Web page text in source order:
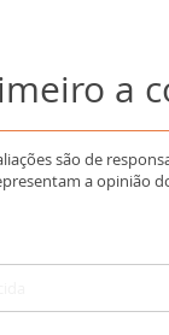
a
são de
a opinião